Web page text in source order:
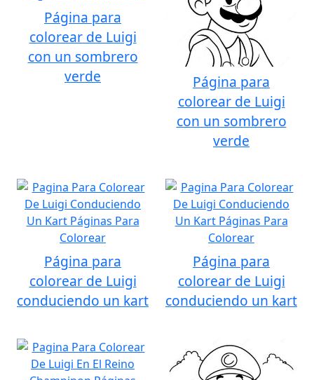
Página para
colorear de Luigi
con un sombrero
verde
Página para
colorear de Luigi
con un sombrero
verde
Página para
colorear de Luigi
conduciendo un kart
Página para
colorear de Luigi
conduciendo un kart